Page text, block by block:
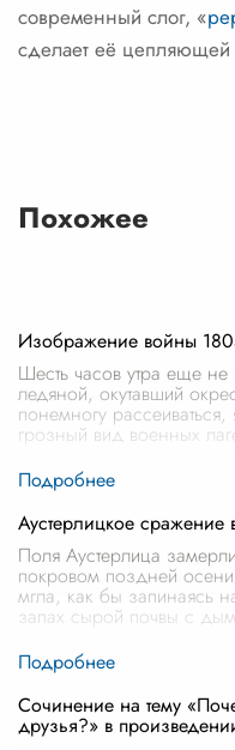
современный слог, «
сделает её
Похожее
Изображение войны
Шесть часов утра еще не
ледяной, окутавший
понемногу
грозный вид военных
Аустерлицкое
Поля Аустерлица
покровом поздней
мгла, как бы запинаясь
запах сырой почвы с
Сочинение на тему
друзья?» в